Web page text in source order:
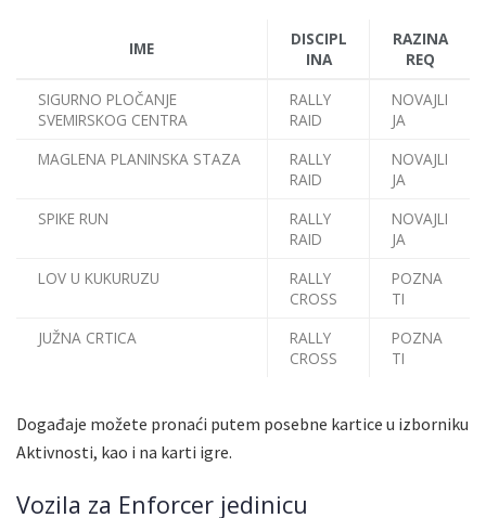
IME
DISCIPL
INA
RAZINA
REQ
SIGURNO PLOČANJE
SVEMIRSKOG CENTRA
RALLY
RAID
NOVAJLI
JA
MAGLENA PLANINSKA STAZA
RALLY
RAID
NOVAJLI
JA
SPIKE RUN
RALLY
RAID
NOVAJLI
JA
LOV U KUKURUZU
RALLY
CROSS
POZNA
TI
JUŽNA CRTICA
RALLY
CROSS
POZNA
TI
Događaje možete pronaći putem posebne kartice u izborniku
Aktivnosti, kao i na karti igre.
Vozila za Enforcer jedinicu